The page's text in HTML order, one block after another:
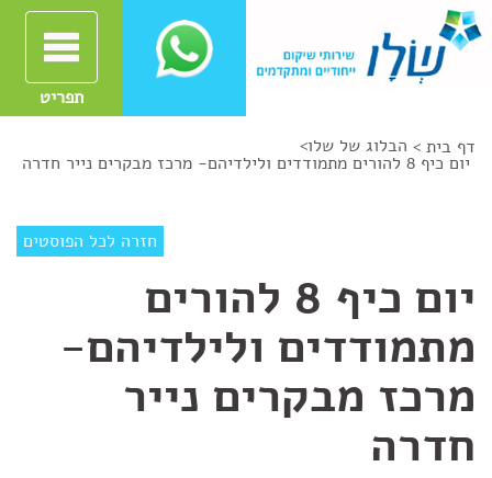
תפריט
דף בית > הבלוג של שלו>
יום כיף 8 להורים מתמודדים ולילדיהם- מרכז מבקרים נייר חדרה
חזרה לכל הפוסטים
יום כיף 8 להורים
מתמודדים ולילדיהם-
מרכז מבקרים נייר
חדרה